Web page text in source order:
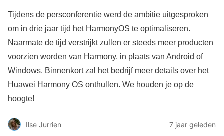
Tijdens de persconferentie werd de ambitie uitgesproken
om in drie jaar tijd het HarmonyOS te optimaliseren.
Naarmate de tijd verstrijkt zullen er steeds meer producten
voorzien worden van Harmony, in plaats van Android of
Windows. Binnenkort zal het bedrijf meer details over het
Huawei Harmony OS onthullen. We houden je op de
hoogte!
Ilse Jurrien
7 jaar geleden